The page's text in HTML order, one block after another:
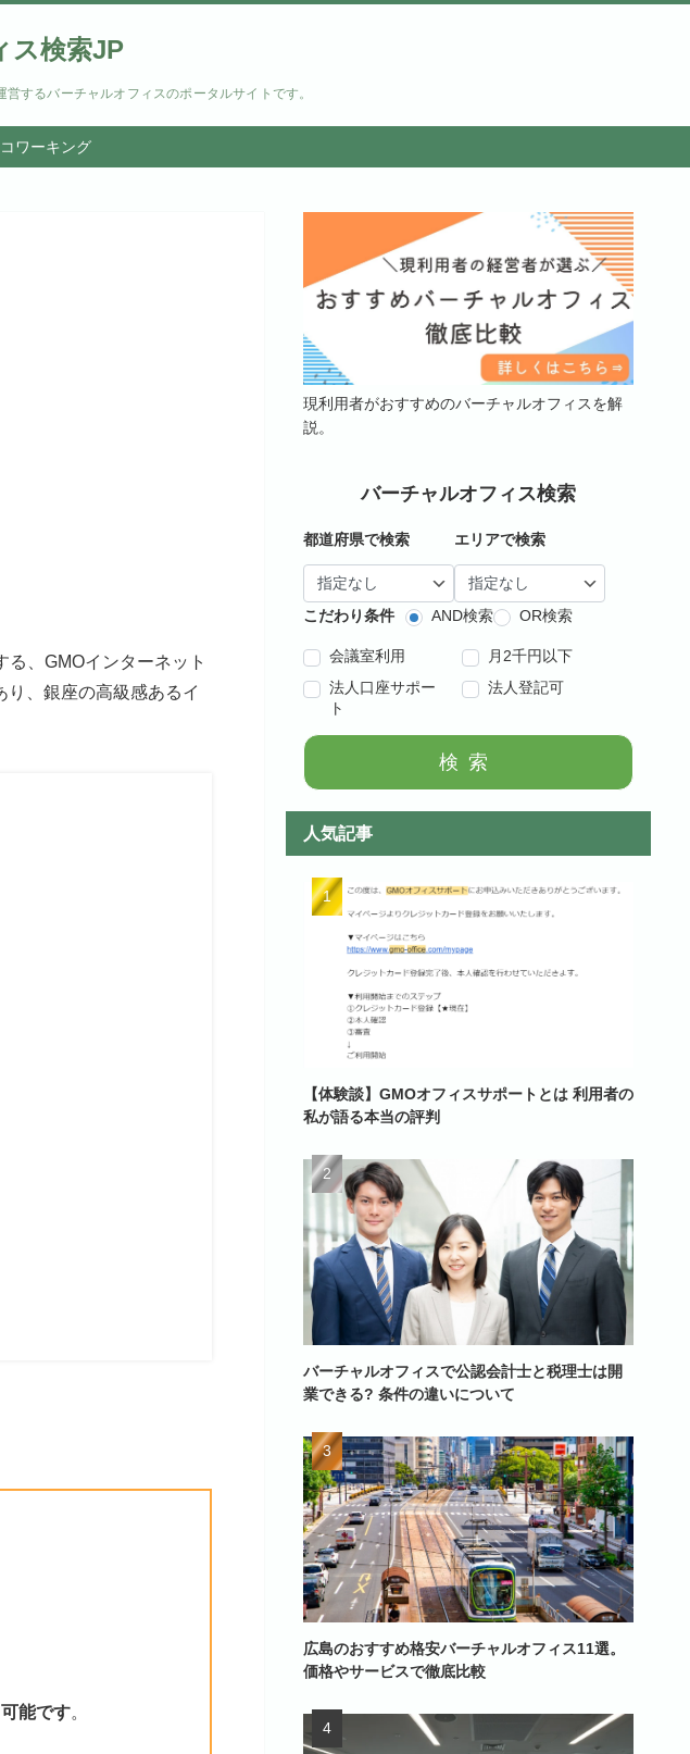
ス検索JP
するバーチャルオフィスのポータルサイトです。
コワーキング
、GMOインターネット
、銀座の高級感あるイ
能です。
現利用者がおすすめのバーチャルオフィスを解
説。
バーチャルオフィス検索
都道府県で検索 エリアで検索
こだわり条件 AND検索 OR検索
会議室利用
月2千円以下
法人口座サポー
ト
法人登記可
検索
人気記事
【体験談】GMOオフィスサポートとは 利用者の
私が語る本当の評判
バーチャルオフィスで公認会計士と税理士は開
業できる? 条件の違いについて
広島のおすすめ格安バーチャルオフィス11選。
価格やサービスで徹底比較